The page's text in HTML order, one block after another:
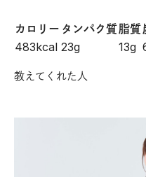
カロリー タンパク質脂質
483kcal 23g 13g
教えてくれた人